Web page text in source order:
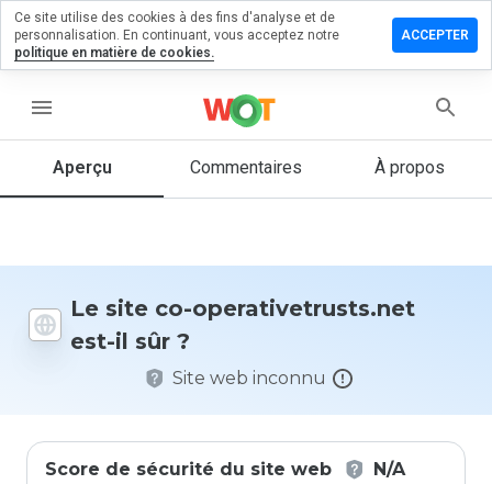
menu
Aperçu Commentaires À propos
Le site co-operativetrusts.net
est-il sûr ?
Site web inconnu
Score de sécurité du site web N/A
un
sur
1 et 5
vous à ce
site ?
Ce site utilise des cookies à des fins d'analyse et de
personnalisation. En continuant, vous acceptez notre
politique en matière de cookies.
ACCEPTER